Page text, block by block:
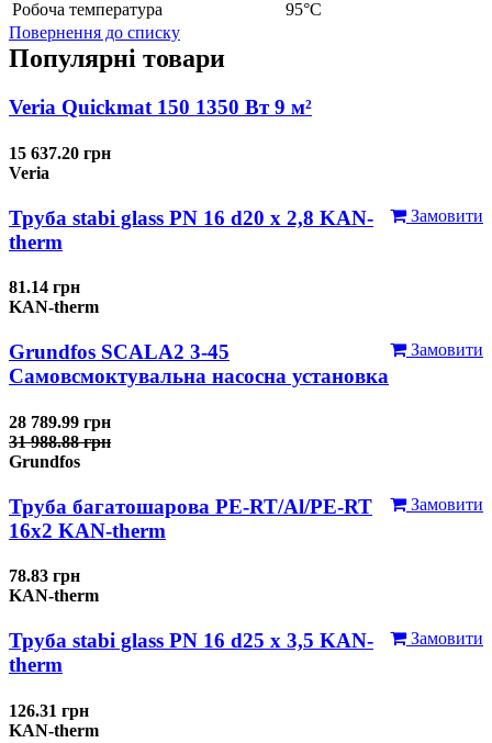
Робоча температура
95°С
Повернення до списку
Популярні товари
Veria Quickmat 150 1350 Вт 9 м²
15 637.20 грн
Veria
Замовити
Труба stabi glass PN 16 d20 х 2,8 KAN-
therm
81.14 грн
KAN-therm
Замовити
Grundfos SCALA2 3-45
Самовсмоктувальна насосна установка
28 789.99 грн
31 988.88 грн
Grundfos
Замовити
Труба багатошарова PE-RT/Al/PE-RT
16x2 KAN-therm
78.83 грн
KAN-therm
Замовити
Труба stabi glass PN 16 d25 х 3,5 KAN-
therm
126.31 грн
KAN-therm